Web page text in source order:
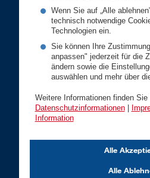
Wenn Sie auf „Alle
technisch notwendige
Technologien ein.
Sie können Ihre
anpassen" jederzeit für die
ändern sowie die
auswählen und mehr über
Weitere Informationen finden Sie
Datenschutzinformationen|
Information
Alle
Alle